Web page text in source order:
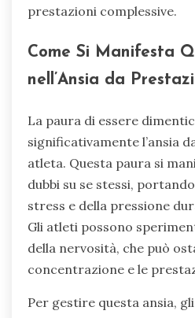
prestazioni complessive.
Come Si Manifesta
nell’Ansia da
La paura di essere
significativamente l’ansia
atleta. Questa paura si
dubbi su se stessi,
stress e della pressione
Gli atleti possono
della nervosità, che può
concentrazione e le
Per gestire questa ansia,